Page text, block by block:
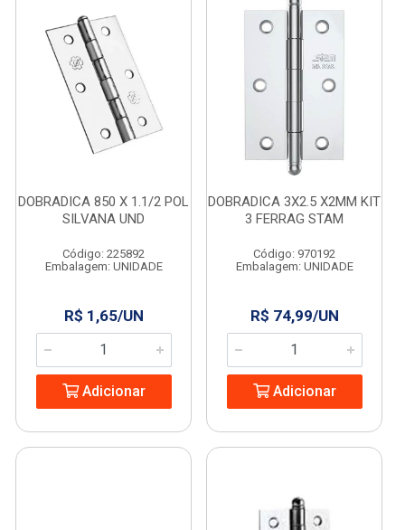
DOBRADICA 850 X 1.1/2 POL
SILVANA UND
Código: 225892
Embalagem: UNIDADE
R$ 1,65/UN
Adicionar
DOBRADICA 3X2.5 X2MM KIT
3 FERRAG STAM
Código: 970192
Embalagem: UNIDADE
R$ 74,99/UN
Adicionar